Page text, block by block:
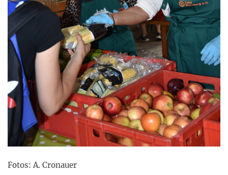
Fotos: A. Cronauer